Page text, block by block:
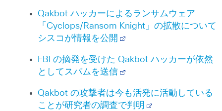
Qakbot ハッカーによるランサムウェア
「Cyclops/Ransom Knight」の拡散について
シスコが情報を公開
FBI の摘発を受けた Qakbot ハッカーが依然
としてスパムを送信
Qakbot の攻撃者は今も活発に活動している
ことが研究者の調査で判明